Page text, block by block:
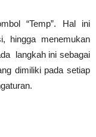
“Temp”. Hal ini
hingga menemukan
langkah ini sebagai
dimiliki pada setiap